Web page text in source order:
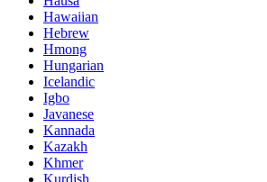
Hawaiian
Hebrew
Hmong
Hungarian
Icelandic
Igbo
Javanese
Kannada
Kazakh
Khmer